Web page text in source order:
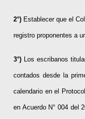
2°) Establecer que el
registro proponentes a
3°) Los escribanos
contados desde la
calendario en el
en Acuerdo N° 004 del